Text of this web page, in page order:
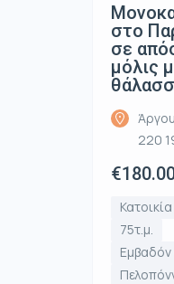
στο
σε
μόλις
220
Κατοικία
75τ.μ.
Εμβαδόν